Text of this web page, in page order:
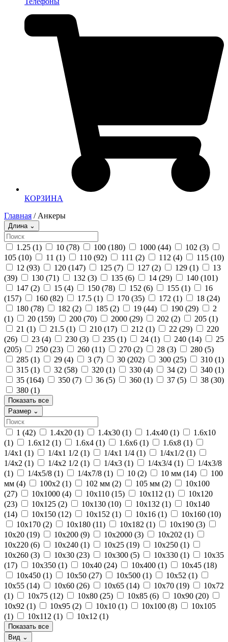
КОРЗИНА
Главная / Анкеры
Длина ⌄
1.25 (1) 10 (78) 100 (180) 1000 (44) 102 (3)
105 (10) 11 (1) 110 (92) 111 (2) 112 (4) 115 (10)
12 (93) 120 (147) 125 (7) 127 (2) 129 (1)
13
(39)
130 (71) 132 (3) 135 (6) 14 (29) 140 (101)
147 (2) 15 (4) 150 (78) 152 (6) 155 (1)
16
(157)
160 (82) 17.5 (1) 170 (35) 172 (1) 18 (24)
180 (78) 182 (2) 185 (2) 19 (44) 190 (29)
2
(1)
20 (159) 200 (70) 2000 (29) 202 (2) 205 (1)
21 (1) 21.5 (1) 210 (17) 212 (1) 22 (29)
220
(26)
23 (4) 230 (3) 235 (1) 24 (1) 240 (14)
25
(205)
250 (23) 260 (11) 270 (2) 28 (3) 280 (5)
285 (1) 29 (4) 3 (7) 30 (202) 300 (25) 310 (1)
315 (1) 32 (58) 320 (1) 330 (4) 34 (2) 340 (1)
35 (164) 350 (7) 36 (5) 360 (1) 37 (5) 38 (30)
380 (1)
Показать все
Размер ⌄
1 (42) 1.4х20 (1) 1.4х30 (1) 1.4х40 (1)
1.6х10
(1)
1.6х12 (1) 1.6х4 (1) 1.6х6 (1) 1.6х8 (1)
1/4x1 (1) 1/4x1 1/2 (1) 1/4x1 1/4 (1) 1/4x1/2 (1)
1/4x2 (1) 1/4x2 1/2 (1) 1/4x3 (1) 1/4x3/4 (1)
1/4x3/8
(1)
1/4x5/8 (1) 1/4x7/8 (1) 10 (2) 10 мм (14)
100
мм (4) 100x2 (1) 102 мм (2) 105 мм (2)
10x100
(27)
10x1000 (4) 10x110 (15) 10x112 (1)
10x120
(23)
10x125 (2) 10x130 (10) 10x132 (1)
10x140
(14)
10x150 (12) 10x152 (1) 10x16 (1) 10x160 (10)
10x170 (2) 10x180 (11) 10x182 (1) 10x190 (3)
10x20 (19) 10x200 (9) 10x2000 (3) 10x202 (1)
10x220 (6) 10x240 (1) 10x25 (19) 10x250 (1)
10x260 (3) 10x30 (23) 10x300 (5) 10x330 (1)
10x35
(17)
10x350 (1) 10x40 (24) 10x400 (1) 10x45 (18)
10x450 (1) 10x50 (27) 10x500 (1) 10x52 (1)
10x55 (14) 10x60 (26) 10x65 (14) 10x70 (19)
10x72
(1)
10x75 (12) 10x80 (25) 10x85 (6) 10x90 (20)
10x92 (1) 10x95 (2) 10х10 (1) 10х100 (8)
10х105
(1)
10х112 (1) 10х12 (1)
Показать все
Вид ⌄